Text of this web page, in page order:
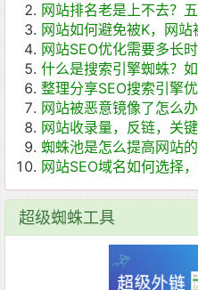
网站排名老是上不去？
网站如何避免被K，网站
网站SEO优化需要多长
什么是搜索引擎蜘蛛？
整理分享SEO搜索引擎
网站被恶意镜像了怎么
网站收录量，反链，关
蜘蛛池是怎么提高网站
网站SEO域名如何选择
超级蜘蛛工具